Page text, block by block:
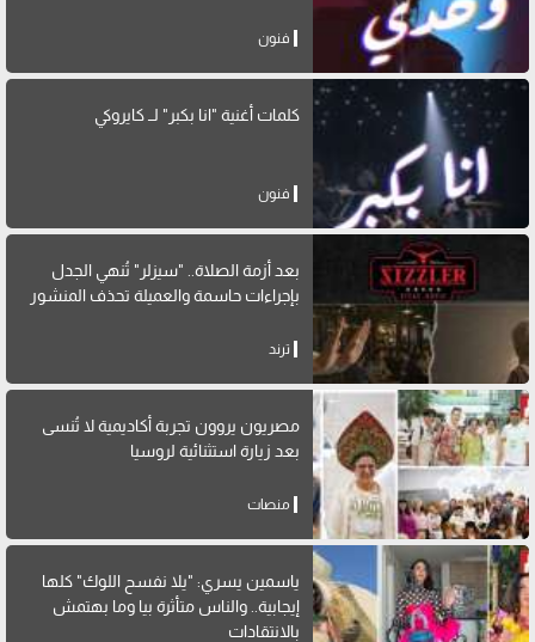
فنون
كلمات أغنية "انا بكبر" لــ كايروكي
فنون
بعد أزمة الصلاة.. "سيزلر" تُنهي الجدل
بإجراءات حاسمة والعميلة تحذف المنشور
ترند
مصريون يروون تجربة أكاديمية لا تُنسى
بعد زيارة استثنائية لروسيا
منصات
ياسمين يسري: "يلا نفسح اللوك" كلها
إيجابية.. والناس متأثرة بيا وما بهتمش
بالانتقادات